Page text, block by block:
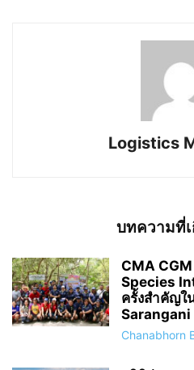
Logistics
บทความที่
CMA
Species
ครั้งสำคัญใ
Sarangani
Chanabhorn